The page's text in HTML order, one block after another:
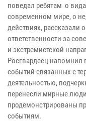
поведал ребятам о
современном мире, о
действиях, рассказали
ответственности за
и экстремистской
Росгвардеец напомнил
событий связанных с
деятельностью,
перенесли мирные
продемонстрированы
событиям.